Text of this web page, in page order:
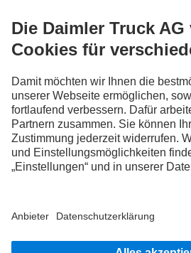
Echtzeitverkehrsdaten. Übrigens:
Trucks Service24h ist im Pannenfall
die digitalen Daten deines Trucks
Mehr erfahren